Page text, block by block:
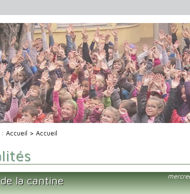
:Accueil > Accueil
la cantine